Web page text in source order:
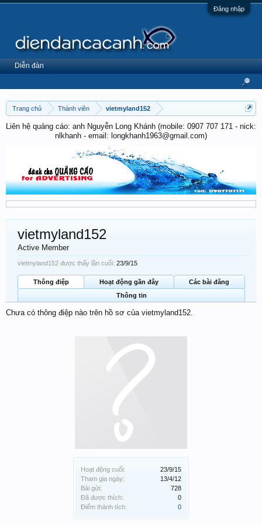
Đăng nhập
Trang chủ Thành viên vietmyland152
Liên hệ quảng cáo: anh Nguyễn Long Khánh (mobile: 0907 707 171 - nick:
nlkhanh - email: longkhanh1963@gmail.com)
Hoạt động cuối:
23/9/15
Tham gia ngày:
13/4/12
Bài gửi:
728
Đã được thích:
0
Điểm thành tích:
0
vietmyland152
Active Member
vietmyland152 được thấy lần cuối: 23/9/15
Thông điệp Hoạt động gần đây
Các bài đăng
Thông tin
Chưa có thông điệp nào trên hồ sơ của vietmyland152.
Diễn đàn